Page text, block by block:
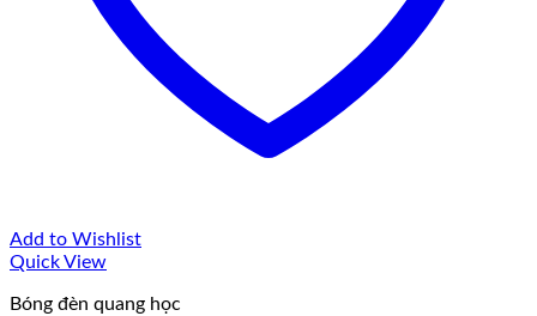
Add to Wishlist
Quick View
Bóng đèn quang học